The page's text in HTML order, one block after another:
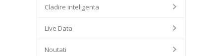
Cladire inteligenta
Live Data
Noutati